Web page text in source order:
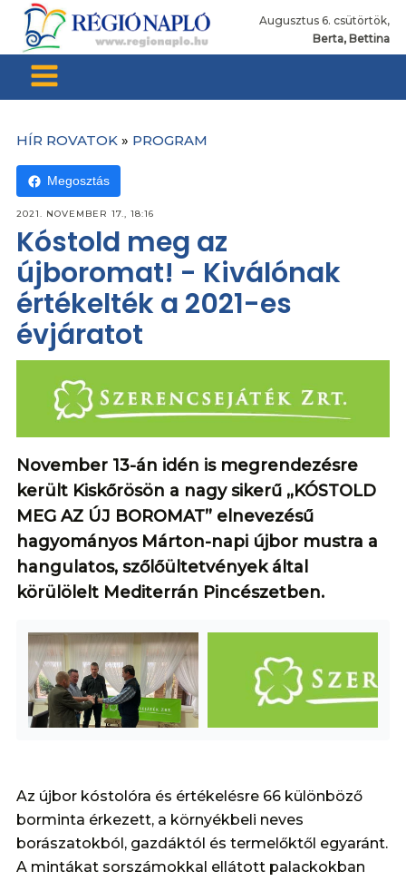
Augusztus 6. csütörtök,
Berta, Bettina
HÍR ROVATOK » PROGRAM
Megosztás
2021. NOVEMBER 17., 18:16
Kóstold meg az
újboromat! - Kiválónak
értékelték a 2021-es
évjáratot
November 13-án idén is megrendezésre
került Kiskőrösön a nagy sikerű „KÓSTOLD
MEG AZ ÚJ BOROMAT” elnevezésű
hagyományos Márton-napi újbor mustra a
hangulatos, szőlőültetvények által
körülölelt Mediterrán Pincészetben.
Az újbor kóstolóra és értékelésre 66 különböző
borminta érkezett, a környékbeli neves
borászatokból, gazdáktól és termelőktől egyaránt.
A mintákat sorszámokkal ellátott palackokban